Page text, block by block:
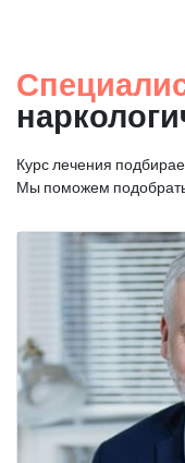
Курс лечения
Мы поможем